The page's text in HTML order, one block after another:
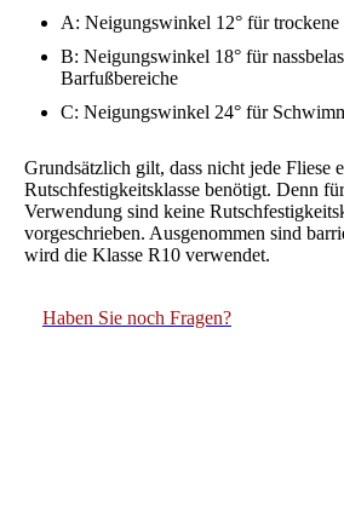
A: Neigungswinkel 12° für trockene
B: Neigungswinkel 18° für
Barfußbereiche
C: Neigungswinkel 24° für
Grundsätzlich gilt, dass nicht jede Fliese
Rutschfestigkeitsklasse benötigt. Denn
Verwendung sind keine
vorgeschrieben. Ausgenommen sind
wird die Klasse R10 verwendet.
Haben Sie noch Fragen?